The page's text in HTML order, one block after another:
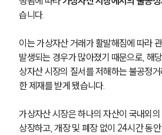
습니다.
이는 가상자산 거래가 활발해짐에 따라
발생되는 경우가 많아졌기 때문으로, 해
상자산 시장의 질서를 저해하는 불공정
한 제재를 받게 됐습니다.
가상자산 시장은 하나의 자산이 국내외
상장하고, 개장 및 폐장 없이 24시간 동